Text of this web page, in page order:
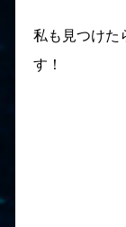
私も見つけた
す！